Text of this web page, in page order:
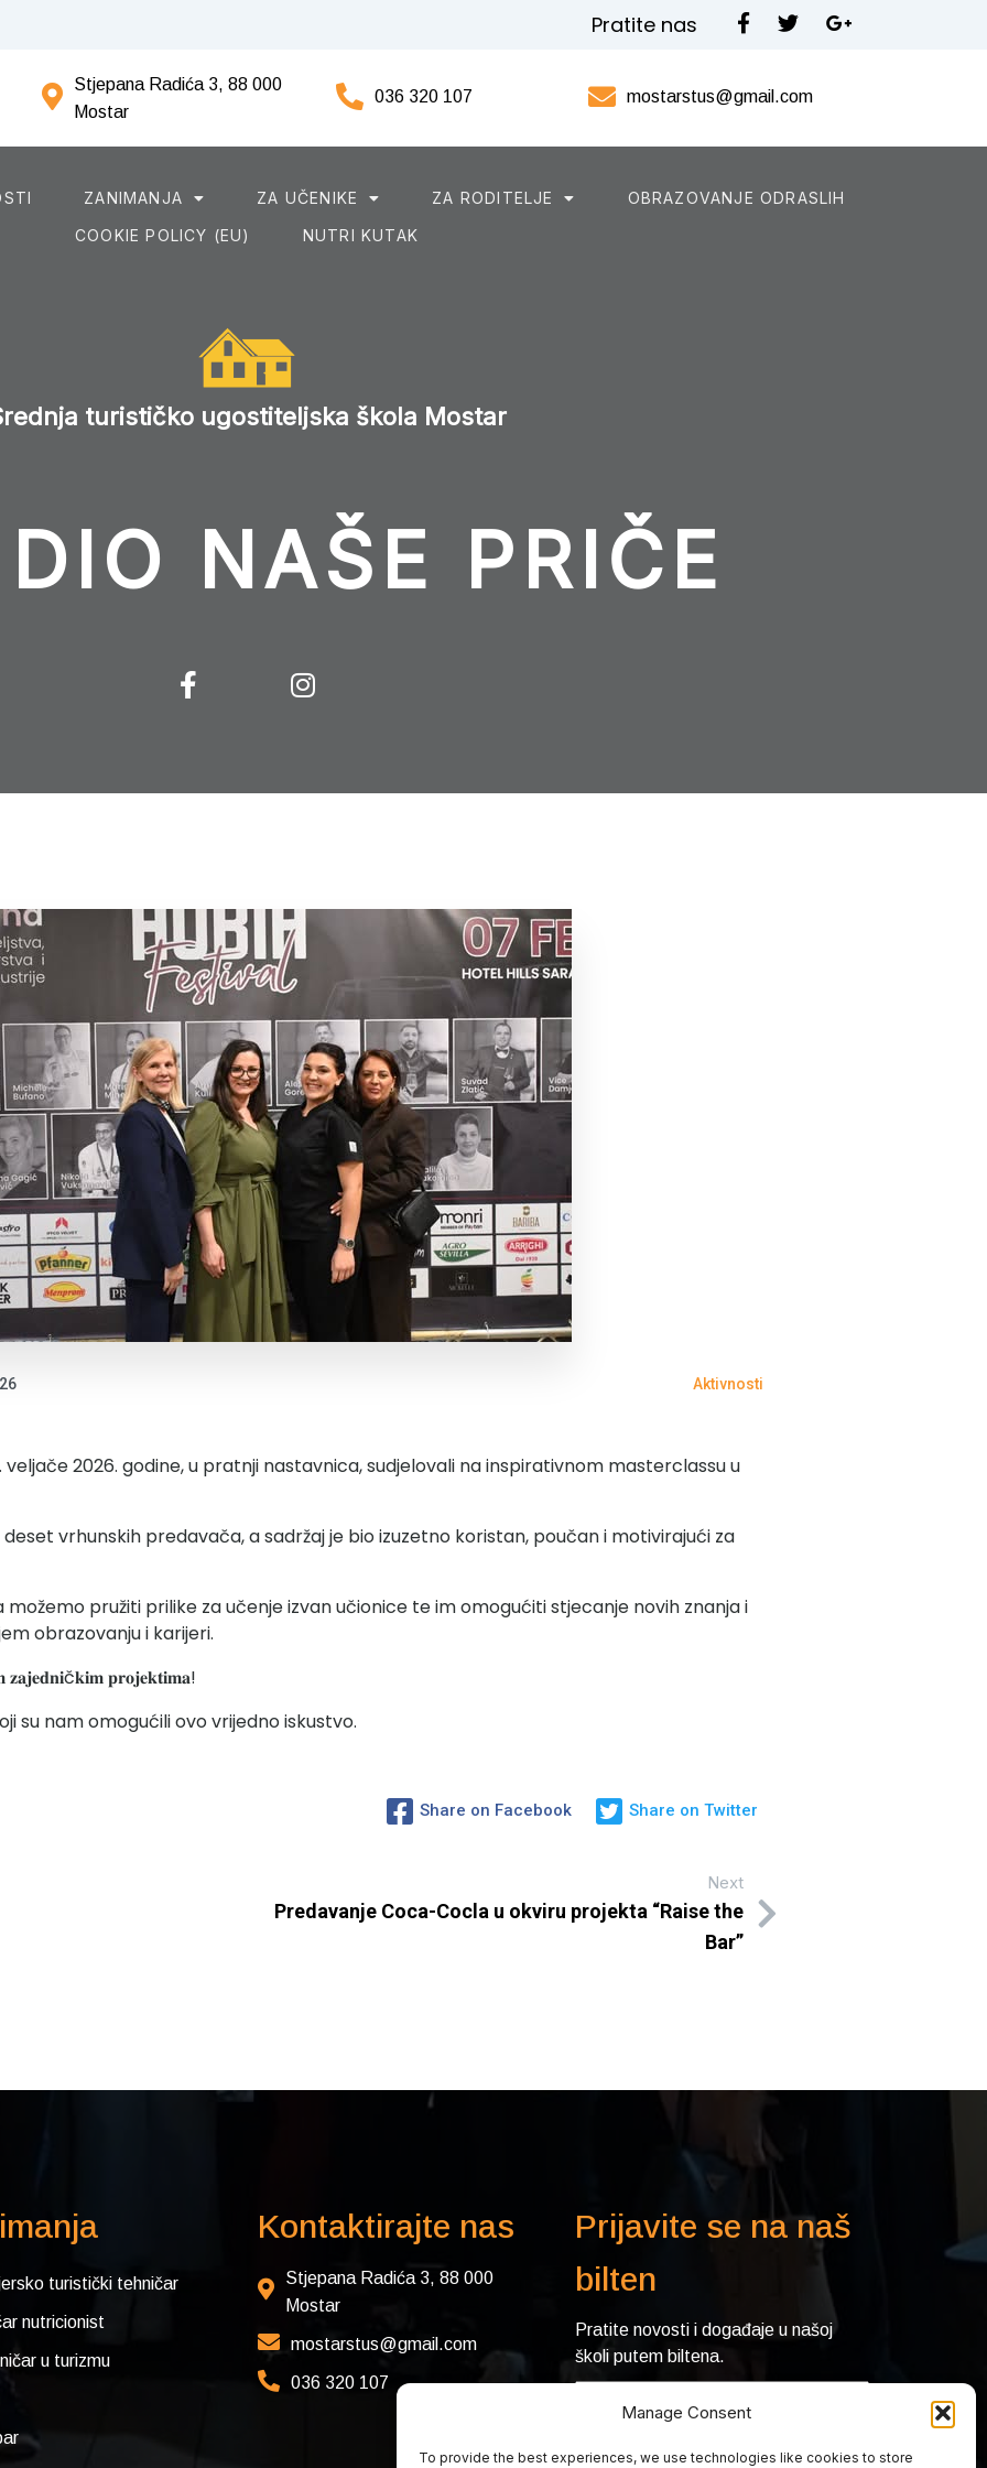
Manage Consent
To provide the best experiences, we use technologies like cookies to store
Pratite nas
Stjepana Radića 3, 88 000
Mostar
036 320 107 mostarstus@gmail.com
ZANIMANJA ZA UČENIKE ZA RODITELJE
OBRAZOVANJE ODRASLIH
COOKIE POLICY (EU)
NUTRI KUTAK
turističko ugostiteljska škola Mostar
NAŠE PRIČE
Aktivnosti
veljače 2026. godine, u pratnji nastavnica, sudjelovali na inspirativnom masterclassu u
vrhunskih predavača, a sadržaj je bio izuzetno koristan, poučan i motivirajući za
pružiti prilike za učenje izvan učionice te im omogućiti stjecanje novih znanja i
obrazovanju i karijeri.
𝐩𝐫𝐨𝐣𝐞𝐤𝐭𝐢𝐦𝐚!
su nam omogućili ovo vrijedno iskustvo.
Share on Facebook Share on Twitter
Next
Predavanje Coca-Cocla u okviru projekta “Raise the
Bar”
turistički tehničar
nutricionist
u turizmu
Kontaktirajte nas
Stjepana Radića 3, 88 000
Mostar
mostarstus@gmail.com
036 320 107
Prijavite se na naš
bilten
Pratite novosti i događaje u našoj
školi putem biltena.
Pošaljite